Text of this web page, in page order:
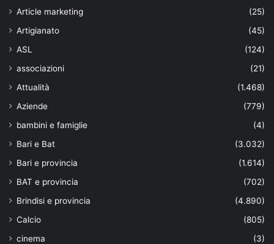
Article marketing
(25)
Artigianato
(45)
ASL
(124)
associazioni
(21)
Attualità
(1.468)
Aziende
(779)
bambini e famiglie
(4)
Bari e Bat
(3.032)
Bari e provincia
(1.614)
BAT e provincia
(702)
Brindisi e provincia
(4.890)
Calcio
(805)
cinema
(3)